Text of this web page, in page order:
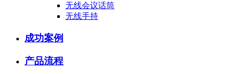
无线会议话筒
无线手持
成功案例
产品流程